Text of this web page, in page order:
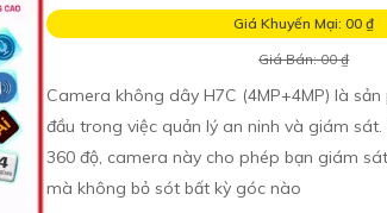
Giá Khuyến Mại: 00 ₫
Giá Bán: 00 ₫
Camera không dây H7C (4MP+4MP) là
đầu trong việc quản lý an ninh và giám
360 độ, camera này cho phép bạn giám
mà không bỏ sót bất kỳ góc nào